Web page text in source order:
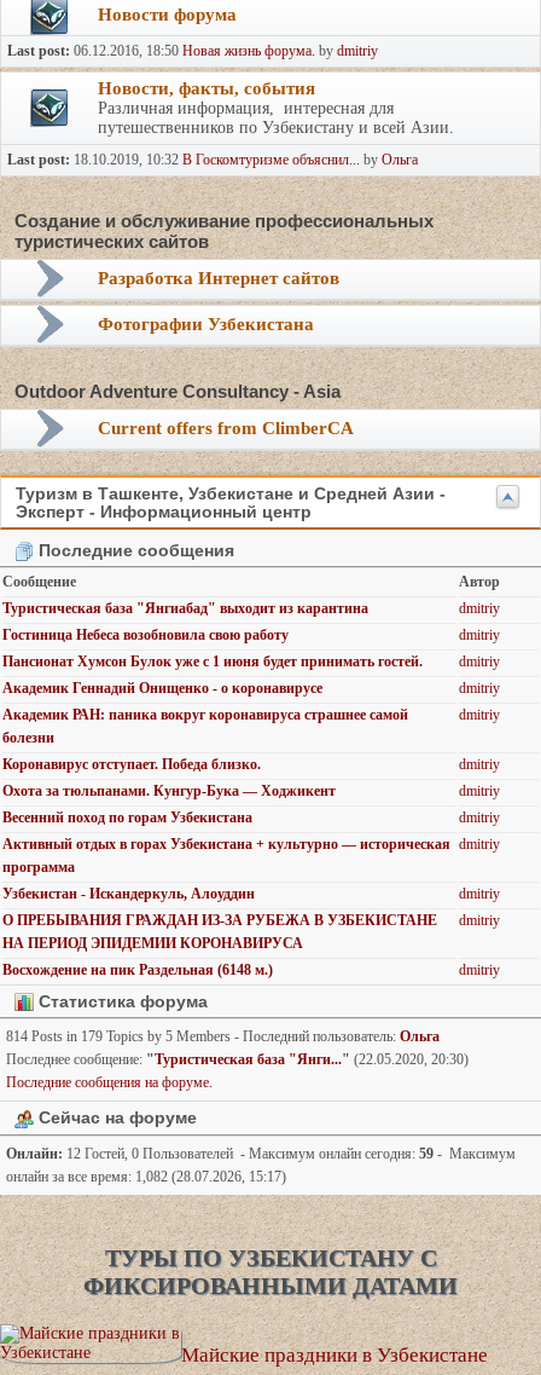
Новости форума
Last post: 06.12.2016, 18:50 Новая жизнь форума. by dmitriy
Новости, факты, события
Различная информация, интересная для
путешественников по Узбекистану и всей Азии.
Last post: 18.10.2019, 10:32 В Госкомтуризме объяснил... by Ольга
Создание и обслуживание профессиональных
туристических сайтов
Разработка Интернет сайтов
Фотографии Узбекистана
Outdoor Adventure Consultancy - Asia
Current offers from ClimberCA
Туризм в Ташкенте, Узбекистане и Средней Азии -
Эксперт - Информационный центр
Последние сообщения
Сообщение
Автор
Туристическая база "Янгиабад" выходит из карантина
dmitriy
Гостиница Небеса возобновила свою работу
dmitriy
Пансионат Хумсон Булок уже с 1 июня будет принимать гостей.
dmitriy
Академик Геннадий Онищенко - о коронавирусе
dmitriy
Академик РАН: паника вокруг коронавируса страшнее самой
болезни
dmitriy
Коронавирус отступает. Победа близко.
dmitriy
Охота за тюльпанами. Кунгур-Бука — Ходжикент
dmitriy
Весенний поход по горам Узбекистана
dmitriy
Активный отдых в горах Узбекистана + культурно — историческая
программа
dmitriy
Узбекистан - Искандеркуль, Алоуддин
dmitriy
О ПРЕБЫВАНИЯ ГРАЖДАН ИЗ-ЗА РУБЕЖА В УЗБЕКИСТАНЕ
НА ПЕРИОД ЭПИДЕМИИ КОРОНАВИРУСА
dmitriy
Восхождение на пик Раздельная (6148 м.) dmitriy
Статистика форума
814 Posts in 179 Topics by 5 Members - Последний пользователь: Ольга
Последнее сообщение: "Туристическая база "Янги..." (22.05.2020, 20:30)
Последние сообщения на форуме.
Сейчас на форуме
Онлайн: 12 Гостей, 0 Пользователей - Максимум онлайн сегодня: 59 - Максимум
онлайн за все время: 1,082 (28.07.2026, 15:17)
ТУРЫ ПО УЗБЕКИСТАНУ С
ФИКСИРОВАННЫМИ ДАТАМИ
Майские праздники в Узбекистане